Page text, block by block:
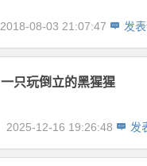
2018-08-03 21:07:47 发
一只玩倒立的黑猩猩
2025-12-16 19:26:48 发